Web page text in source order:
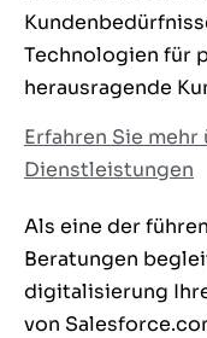
Technologien für
herausragende
Erfahren Sie
Dienstleistungen
Als eine der
Beratungen
digitalisierung
von